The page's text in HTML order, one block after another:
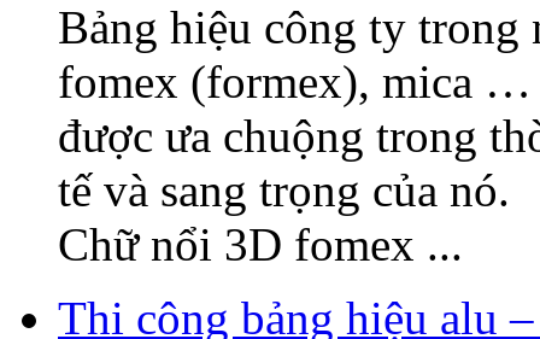
Bảng hiệu công ty
fomex (formex), mica …
được ưa chuộng trong
tế và sang trọng của
Chữ nổi 3D fomex ...
Thi công bảng hiệu alu